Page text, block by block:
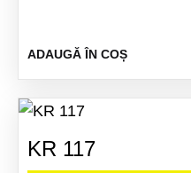
ADAUGĂ ÎN COȘ
KR 117